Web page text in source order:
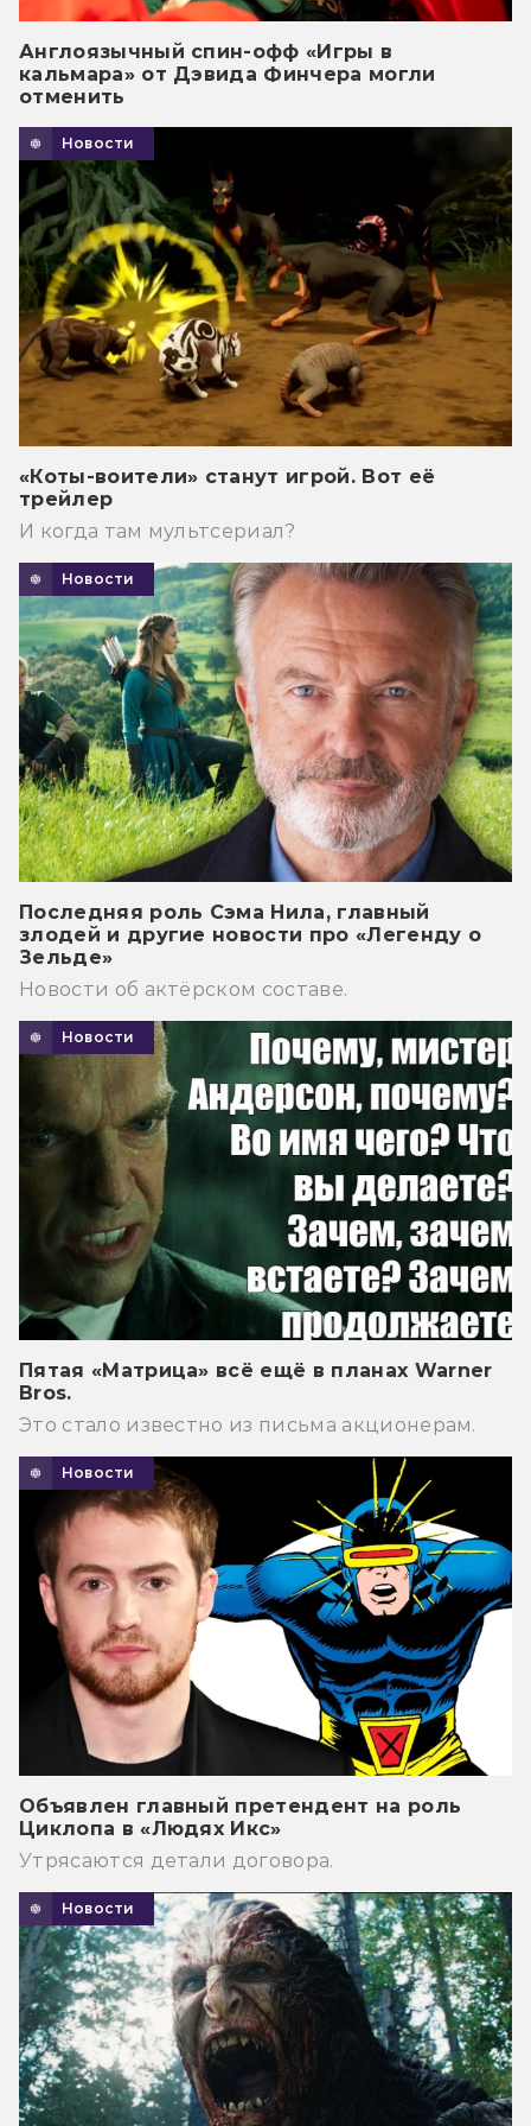
Англоязычный спин-офф «Игры в
кальмара» от Дэвида Финчера могли
отменить
Новости
«Коты-воители» станут игрой. Вот её
трейлер
И когда там мультсериал?
Новости
Последняя роль Сэма Нила, главный
злодей и другие новости про «Легенду о
Зельде»
Новости об актёрском составе.
Новости
Пятая «Матрица» всё ещё в планах Warner
Bros.
Это стало известно из письма акционерам.
Новости
Объявлен главный претендент на роль
Циклопа в «Людях Икс»
Утрясаются детали договора.
Новости